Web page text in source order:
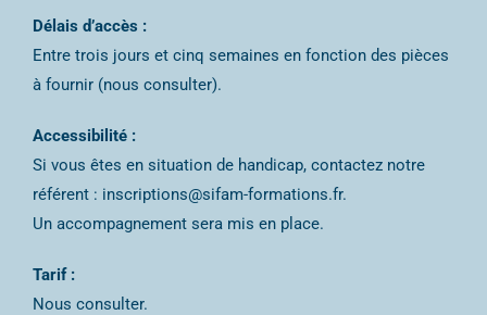
Délais d’accès :
Entre trois jours et cinq semaines en fonction des pièces
à fournir (nous consulter).
Accessibilité :
Si vous êtes en situation de handicap, contactez notre
référent : inscriptions@sifam-formations.fr.
Un accompagnement sera mis en place.
Tarif :
Nous consulter.